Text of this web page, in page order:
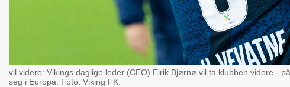
vil videre: Vikings daglige leder (CEO) Eirik Bjørnø vil ta klubben videre -
seg i Europa. Foto: Viking FK.